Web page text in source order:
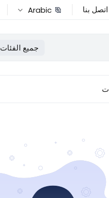
اتصل بنا Arabic
جميع الفئات